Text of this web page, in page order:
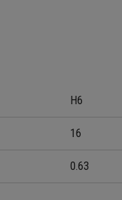
H6
16
0.63